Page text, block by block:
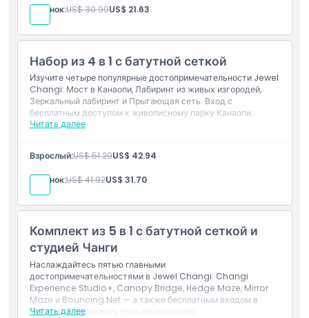
зеркальному лабиринту и Walking Net
Ребенок:US$ 30.99US$ 21.63
Набор из 4 в 1 с батутной сеткой
Изучите четыре популярные достопримечательности Jewel
Changi: Мост в Канаопи, Лабиринт из живых изгородей,
Зеркальный лабиринт и Прыгающая сеть. Вход с
бесплатным доступом к живописному парку Канаопи.
Читать далее
Доступ к Мосту в Канаопи, Лабиринту из живых
сети
Взрослый:US$ 51.29US$ 42.94
Ребенок:US$ 41.92US$ 31.70
Комплект из 5 в 1 с батутной сеткой и
студией Чанги
Наслаждайтесь пятью главными
достопримечательностями в Jewel Changi: Changi
Experience Studio+, Canopy Bridge, Hedge Maze, Mirror
Maze и Bouncing Net — а также бесплатным входом в
Canopy Park на весь день развлечений.
Читать далее